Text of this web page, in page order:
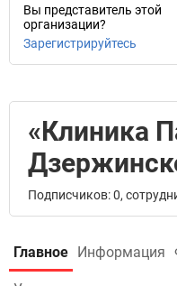
Вы представитель этой
организации?
Зарегистрируйтесь
«Клиника
Подписчиков: 0,
Главное Информация